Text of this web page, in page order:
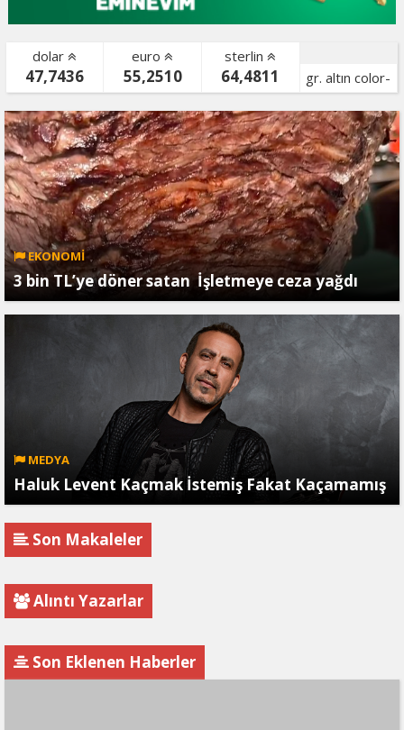
dolar
47,7436
euro
55,2510
sterlin
64,4811
gr. altın color-
bist color-
EKONOMİ
3 bin TL’ye döner satan İşletmeye ceza yağdı
MEDYA
Haluk Levent Kaçmak İstemiş Fakat Kaçamamış
Son Makaleler
Alıntı Yazarlar
Son Eklenen Haberler